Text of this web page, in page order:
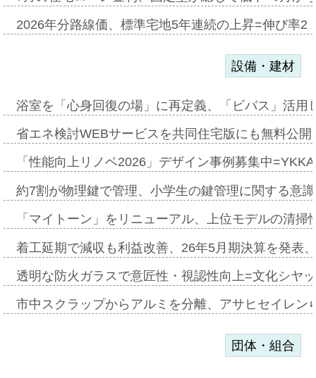
2026年分路線価、標準宅地5年連続の上昇=伸び率
設備・建材
浴室を「心身回復の場」に再定義、「ビバス」活
省エネ検討WEBサービスを共同住宅版にも無料公
「性能向上リノベ2026」デザイン事例募集中
約7割が物理鍵で管理、小学生の鍵管理に関する意
「マイトーン」をリニューアル、上位モデルの清
着工延期で減収も利益改善、26年5月期決算を発表
透明な防火ガラスで意匠性・視認性向上=文化シヤ
市中スクラップからアルミを分離、アサヒセイレ
団体・組合